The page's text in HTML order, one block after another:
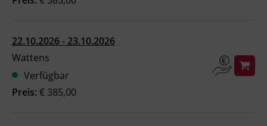
BFI Schwaz
22.10.2026 - 23.10.2026
Wattens
Verfügbar
Preis: € 385,00